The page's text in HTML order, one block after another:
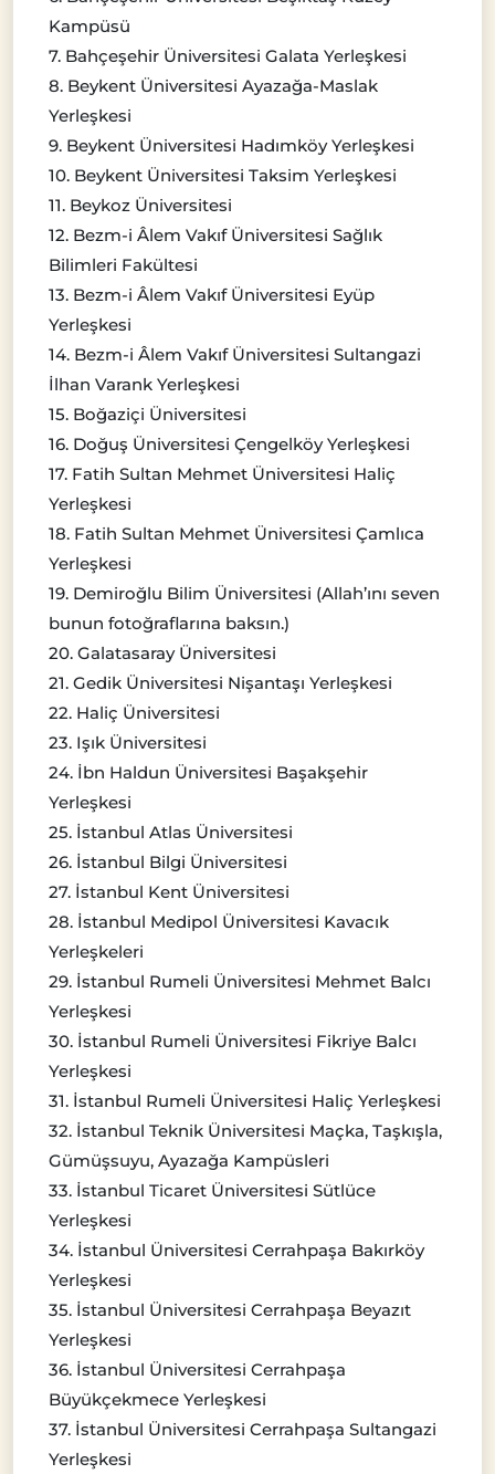
Kampüsü
7. Bahçeşehir Üniversitesi Galata Yerleşkesi
8. Beykent Üniversitesi Ayazağa-Maslak
Yerleşkesi
9. Beykent Üniversitesi Hadımköy Yerleşkesi
10. Beykent Üniversitesi Taksim Yerleşkesi
11. Beykoz Üniversitesi
12. Bezm-i Âlem Vakıf Üniversitesi Sağlık
Bilimleri Fakültesi
13. Bezm-i Âlem Vakıf Üniversitesi Eyüp
Yerleşkesi
14. Bezm-i Âlem Vakıf Üniversitesi Sultangazi
İlhan Varank Yerleşkesi
15. Boğaziçi Üniversitesi
16. Doğuş Üniversitesi Çengelköy Yerleşkesi
17. Fatih Sultan Mehmet Üniversitesi Haliç
Yerleşkesi
18. Fatih Sultan Mehmet Üniversitesi Çamlıca
Yerleşkesi
19. Demiroğlu Bilim Üniversitesi (Allah’ını seven
bunun fotoğraflarına baksın.)
20. Galatasaray Üniversitesi
21. Gedik Üniversitesi Nişantaşı Yerleşkesi
22. Haliç Üniversitesi
23. Işık Üniversitesi
24. İbn Haldun Üniversitesi Başakşehir
Yerleşkesi
25. İstanbul Atlas Üniversitesi
26. İstanbul Bilgi Üniversitesi
27. İstanbul Kent Üniversitesi
28. İstanbul Medipol Üniversitesi Kavacık
Yerleşkeleri
29. İstanbul Rumeli Üniversitesi Mehmet Balcı
Yerleşkesi
30. İstanbul Rumeli Üniversitesi Fikriye Balcı
Yerleşkesi
31. İstanbul Rumeli Üniversitesi Haliç Yerleşkesi
32. İstanbul Teknik Üniversitesi Maçka, Taşkışla,
Gümüşsuyu, Ayazağa Kampüsleri
33. İstanbul Ticaret Üniversitesi Sütlüce
Yerleşkesi
34. İstanbul Üniversitesi Cerrahpaşa Bakırköy
Yerleşkesi
35. İstanbul Üniversitesi Cerrahpaşa Beyazıt
Yerleşkesi
36. İstanbul Üniversitesi Cerrahpaşa
Büyükçekmece Yerleşkesi
37. İstanbul Üniversitesi Cerrahpaşa Sultangazi
Yerleşkesi